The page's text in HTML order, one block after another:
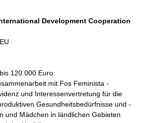
Development Cooperation
120.000 Euro
mit Fos Feminista -
und Interessenvertretung für die
Gesundheitsbedürfnisse und -
und Mädchen in ländlichen Gebieten